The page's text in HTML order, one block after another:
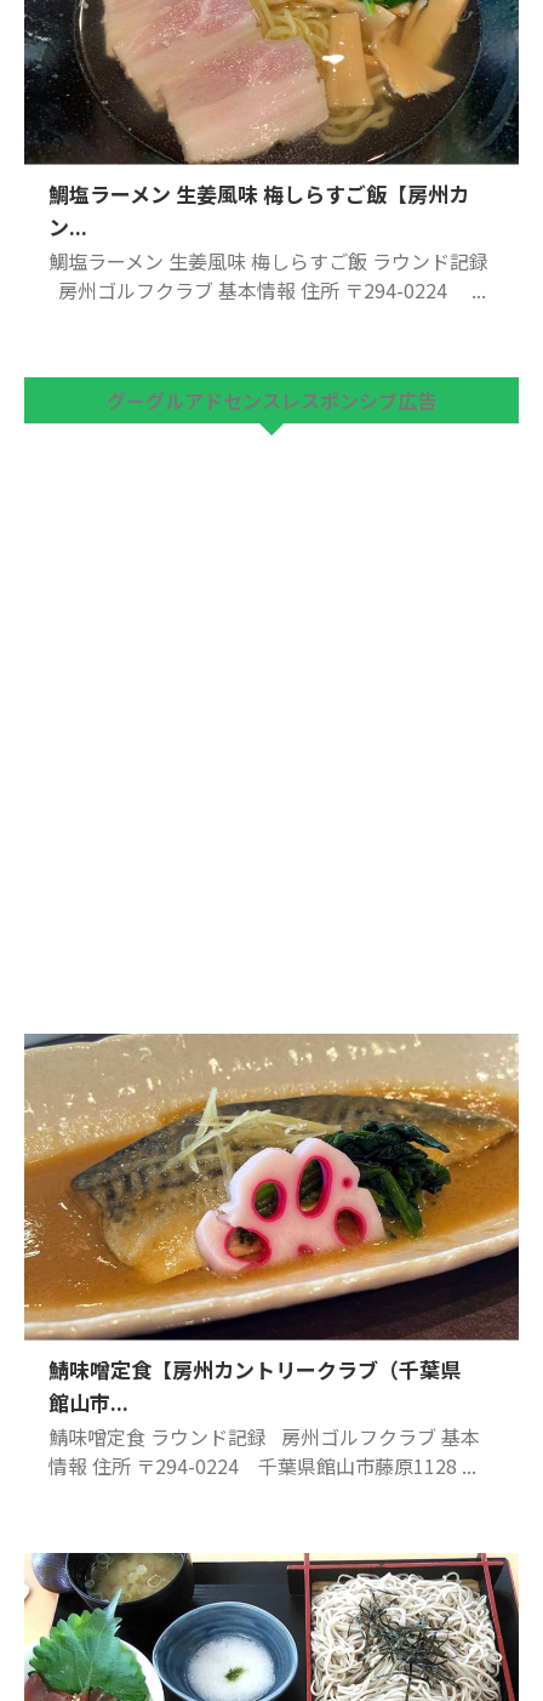
鯛塩ラーメン 生姜風味 梅しらすご飯【房州カ
ン...
鯛塩ラーメン 生姜風味 梅しらすご飯 ラウンド記録
房州ゴルフクラブ 基本情報 住所 〒294-0224 ...
グーグルアドセンスレスポンシブ広告
鯖味噌定食【房州カントリークラブ（千葉県
館山市...
鯖味噌定食 ラウンド記録 房州ゴルフクラブ 基本
情報 住所 〒294-0224 千葉県館山市藤原1128 ...